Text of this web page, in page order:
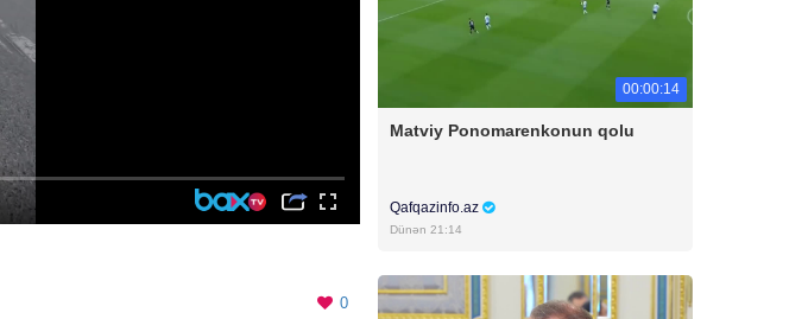
0
00:00:14
Matviy Ponomarenkonun qolu
Qafqazinfo.az
Dünən 21:14